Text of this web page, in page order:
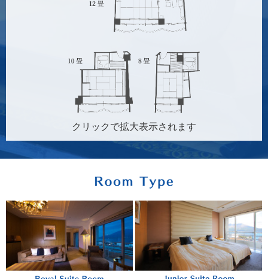
クリックで拡大表示されます